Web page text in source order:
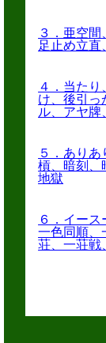
３．亜空間
足止め立直
４．当た
け、後引っ
ル、アヤ牌
５．あり
槓、暗刻、
地獄
６．イース
一色同順、
荘、一荘戦